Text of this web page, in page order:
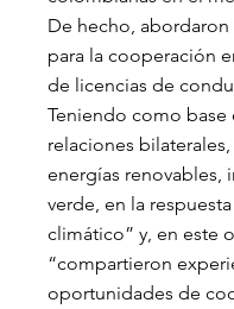
De hecho,
para la cooperación
de licencias de
Teniendo como
relaciones
energías
verde, en la
climático” y, en este
“compartieron
oportunidades de